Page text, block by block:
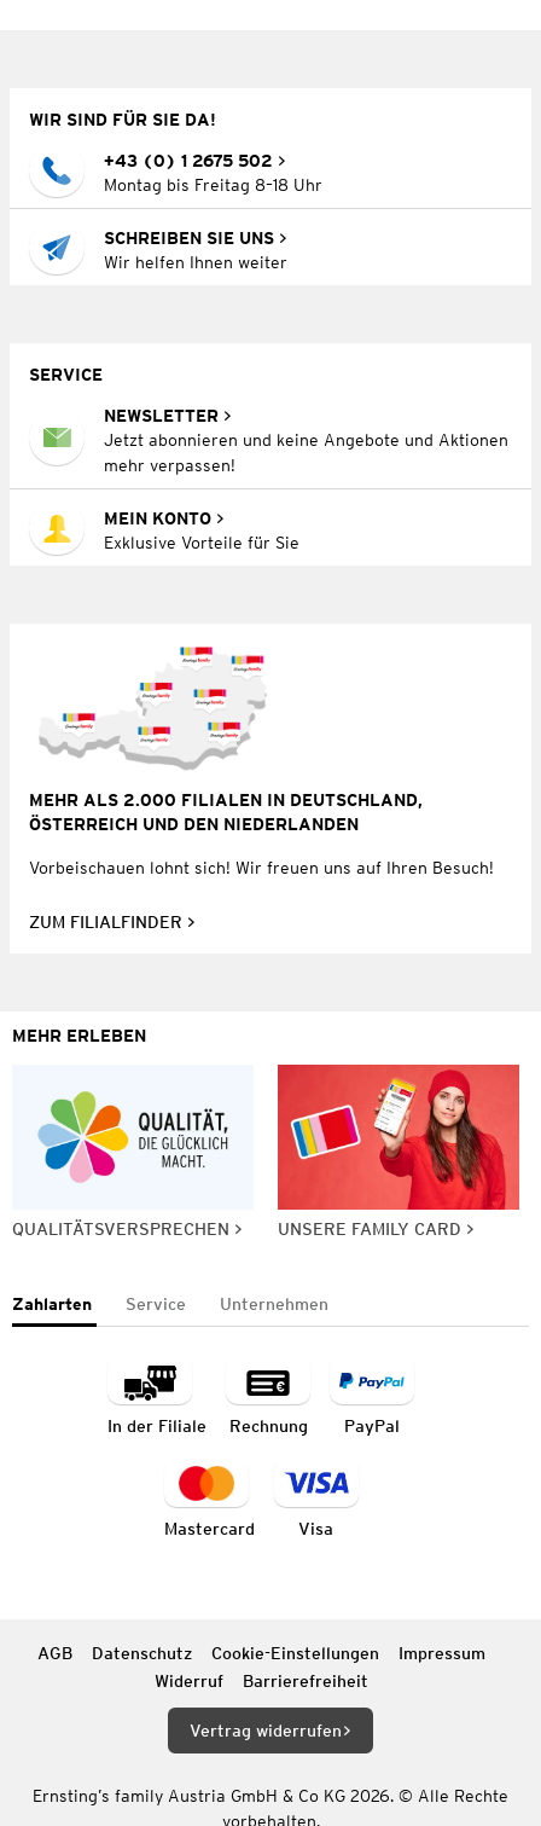
WIR SIND FÜR SIE DA!
+43 (0) 1 2675 502
Montag bis Freitag 8–18 Uhr
SCHREIBEN SIE UNS
Wir helfen Ihnen weiter
SERVICE
NEWSLETTER
Jetzt abonnieren und keine Angebote und Aktionen
mehr verpassen!
MEIN KONTO
Exklusive Vorteile für Sie
MEHR ALS 2.000 FILIALEN IN DEUTSCHLAND,
ÖSTERREICH UND DEN NIEDERLANDEN
Vorbeischauen lohnt sich! Wir freuen uns auf Ihren Besuch!
ZUM FILIALFINDER
MEHR ERLEBEN
QUALITÄTSVERSPRECHEN UNSERE FAMILY CARD
Zahlarten Service Unternehmen
In der Filiale Rechnung PayPal
Mastercard Visa
AGB Datenschutz Cookie-Einstellungen
Impressum
Widerruf
Barrierefreiheit
Vertrag widerrufen
Ernsting’s family Austria GmbH & Co KG 2026. © Alle Rechte
vorbehalten.